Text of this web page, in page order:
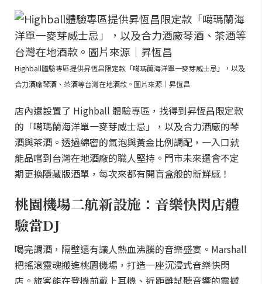
Highball體驗專區提供昇恆昌限定款「噶瑪蘭海洋單一麥芽威士忌」，以及
合力酒廠琴酒、茶酒等台灣在地酒款。圖片來源｜昇恆昌
店內還設置了 Highball 體驗專區，找得到昇恆昌限定款
的「噶瑪蘭海洋單一麥芽威士忌」，以及合力酒廠的琴
酒與茶酒。透過綿密的氣泡與黃金比例調配，一入口就
能品嚐到台灣在地酒廠的職人堅持。門市未來還會不定
期更換隱藏版酒單，每次來都有開盲盒般的新鮮感！
桃園機場二航新設施：音樂快閃店體
驗當DJ
喝完調酒，隔壁還有讓人熱血沸騰的音樂盛宴。Marshall
把搖滾靈魂搬進桃園機場，打造一座沉浸式音樂快閃
店。旅客能在登機前戴上耳機、近距離試聽音響的震撼